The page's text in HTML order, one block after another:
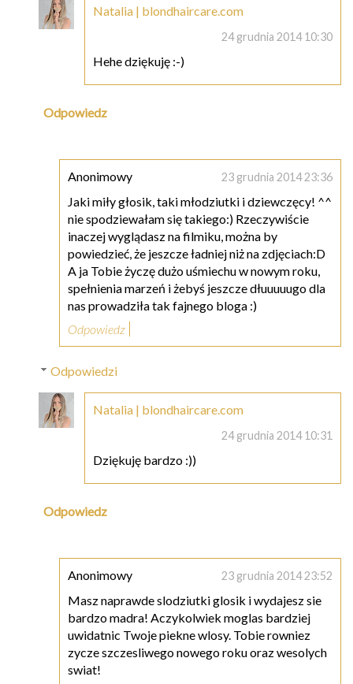
Natalia | blondhaircare.com
24 grudnia 2014 10:30
Hehe dziękuję :-)
Odpowiedz
Anonimowy 23 grudnia 2014 23:36
Jaki miły głosik, taki młodziutki i dziewczęcy! ^^
nie spodziewałam się takiego:) Rzeczywiście
inaczej wyglądasz na filmiku, można by
powiedzieć, że jeszcze ładniej niż na zdjęciach:D
A ja Tobie życzę dużo uśmiechu w nowym roku,
spełnienia marzeń i żebyś jeszcze dłuuuuugo dla
nas prowadziła tak fajnego bloga :)
Odpowiedz
Odpowiedzi
Natalia | blondhaircare.com
24 grudnia 2014 10:31
Dziękuję bardzo :))
Odpowiedz
Anonimowy 23 grudnia 2014 23:52
Masz naprawde slodziutki glosik i wydajesz sie
bardzo madra! Aczykolwiek moglas bardziej
uwidatnic Twoje piekne wlosy. Tobie rowniez
zycze szczesliwego nowego roku oraz wesolych
swiat!